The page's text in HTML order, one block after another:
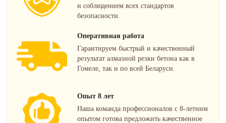
и соблюдением всех стандартов
безопасности.
Оперативная работа
Гарантируем быстрый и качественный
результат алмазной резки бетона как в
Гомеле, так и по всей Беларуси.
Опыт 8 лет
Наша команда профессионалов с 8-летним
опытом готова предложить качественное